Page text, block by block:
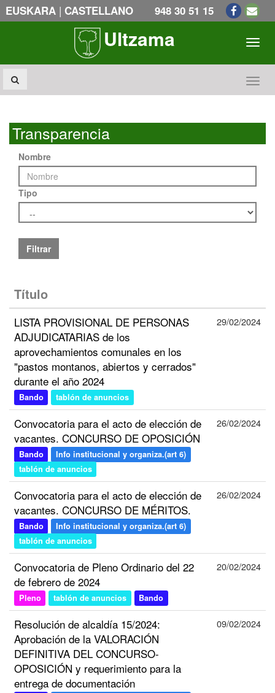
EUSKARA | CASTELLANO 948 30 51 15
Ultzama
Transparencia
Nombre
Tipo
Filtrar
Título
LISTA PROVISIONAL DE PERSONAS
ADJUDICATARIAS de los
aprovechamientos comunales en los
"pastos montanos, abiertos y cerrados"
durante el año 2024
Bando tablón de anuncios
29/02/2024
Convocatoria para el acto de elección de
vacantes. CONCURSO DE OPOSICIÓN
Bando
Info institucional y organiza.(art 6)
tablón de anuncios
26/02/2024
Convocatoria para el acto de elección de
vacantes. CONCURSO DE MÉRITOS.
Bando
Info institucional y organiza.(art 6)
tablón de anuncios
26/02/2024
Convocatoria de Pleno Ordinario del 22
de febrero de 2024
Pleno tablón de anuncios Bando
20/02/2024
Resolución de alcaldía 15/2024:
Aprobación de la VALORACIÓN
DEFINITIVA DEL CONCURSO-
OPOSICIÓN y requerimiento para la
entrega de documentación
09/02/2024